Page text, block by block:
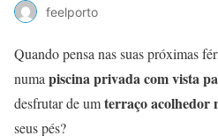
feelporto
Quando pensa nas suas próximas
numa piscina privada com vista
desfrutar de umterraço acolhedor
seus pés?